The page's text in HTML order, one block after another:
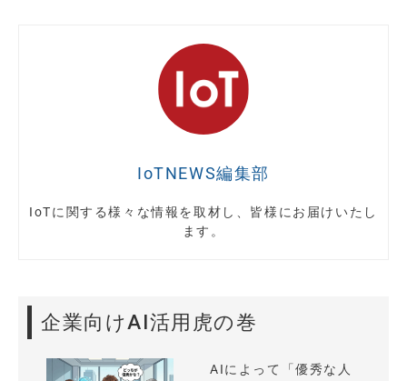
IoTNEWS編集部
IoTに関する様々な情報を取材し、皆様にお届けいたし
ます。
企業向けAI活用虎の巻
AIによって「優秀な人